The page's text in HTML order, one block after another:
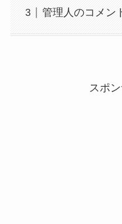
管理人のコメン
スポ